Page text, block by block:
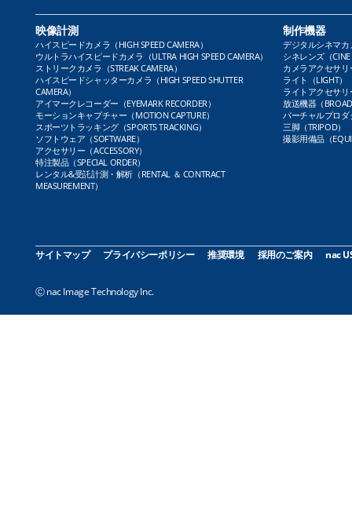
映像計測
ハイスピードカメラ（HIGH SPEED CAMERA）
ウルトラハイスピードカメラ（ULTRA HIGH SPEED CAMERA）
ストリークカメラ（STREAK CAMERA）
ハイスピードシャッターカメラ（HIGH SPEED SHUTTER
CAMERA）
アイマークレコーダー（EYEMARK RECORDER）
モーションキャプチャー（MOTION CAPTURE）
スポーツトラッキング（SPORTS TRACKING）
ソフトウェア（SOFTWARE）
アクセサリー（ACCESSORY）
特注製品（SPECIAL ORDER）
レンタル&受託計測・解析（RENTAL ＆ CONTRACT
MEASUREMENT）
制作機器
デジタルシネマカ
シネレンズ（CINE
カメラアクセサリ
ライト（LIGHT）
ライトアクセサリ
放送機器（
バーチャルプロダ
三脚（TRIPOD）
撮影用備品（
サイトマップ プライバシーポリシー 推奨環境 採用のご案内 nac
Ⓒ nac Image Technology Inc.